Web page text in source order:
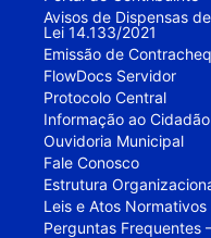
Avisos de Dispensas
Lei 14.133/2021
Emissão de
FlowDocs Servidor
Protocolo Central
Informação ao
Ouvidoria Municipal
Fale Conosco
Estrutura
Leis e Atos Normativos
Perguntas Frequentes